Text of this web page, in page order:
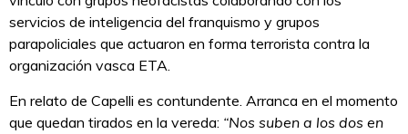
servicios de inteligencia del franquismo y grupos
parapoliciales que actuaron en forma terrorista contra la
organización vasca ETA.
En relato de Capelli es contundente. Arranca en el momento
que quedan tirados en la vereda: “Nos suben a los dos en